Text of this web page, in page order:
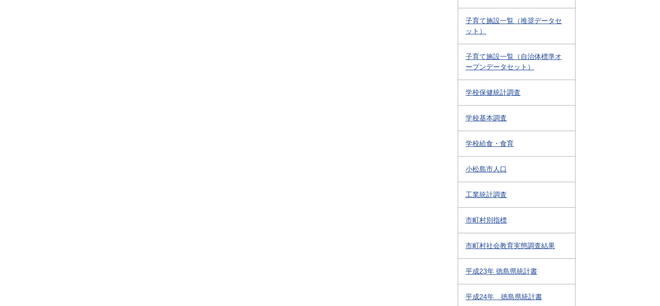
子育て施設一覧（推奨データセ
ット）
子育て施設一覧（自治体標準オ
ープンデータセット）
学校保健統計調査
学校基本調査
学校給食・食育
小松島市人口
工業統計調査
市町村別指標
市町村社会教育実態調査結果
平成23年 徳島県統計書
平成24年 徳島県統計書